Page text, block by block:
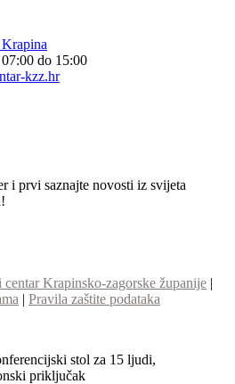
do 15:00
kzz.hr
i prvi saznajte novosti iz svijeta
centar Krapinsko-zagorske županije |
| Pravila zaštite podataka
stol za 15 ljudi,
priključak